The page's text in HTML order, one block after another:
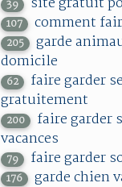
39
107 comment
205
garde
domicile
62
faire garder
gratuitement
200
faire garder
vacances
79 faire garder
176 garde chien